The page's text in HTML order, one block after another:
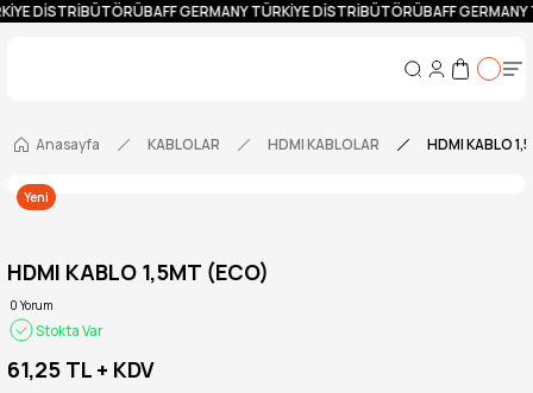
DİSTRİBÜTÖRÜBAFF GERMANY TÜRKİYE DİSTRİBÜTÖRÜBAFF
Anasayfa KABLOLAR HDMI KABLOLAR HDMI KABLO
Yeni
HDMI KABLO 1,5MT (ECO)
0 Yorum
Stokta Var
61,25 TL + KDV